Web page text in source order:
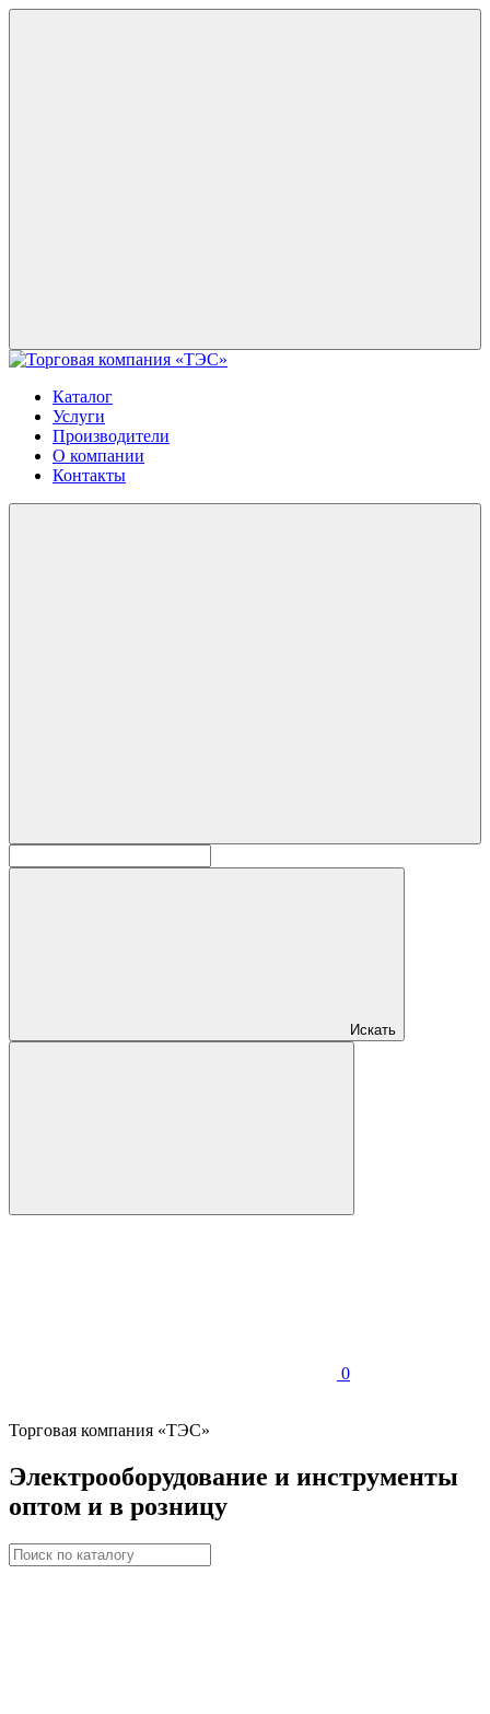
Каталог
Услуги
Производители
О компании
Контакты
Искать
0
Торговая компания «ТЭС»
Электрооборудование и инструменты
оптом и в розницу